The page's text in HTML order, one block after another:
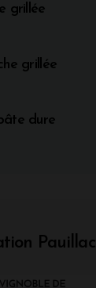
grillée
grillée
dure
Pauillac